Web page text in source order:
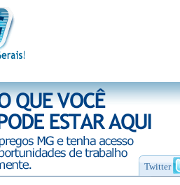
Twitter